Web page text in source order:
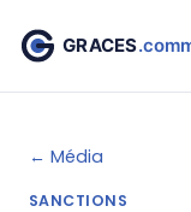
← Média
SANCTIONS